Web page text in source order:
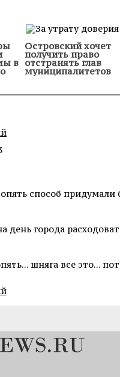
в
Островский хочет
получить право
отстранять глав
муниципалитетов
способ придумали
день города
шняга все это...